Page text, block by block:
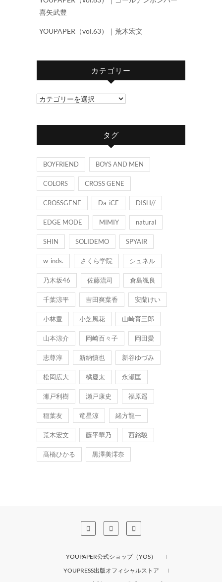
喜矢武豊
YOUPAPER（vol.63）｜荒木宏文
カテゴリー
カ
ゴ
タグ
BOYFRIEND BOYS AND MEN
COLORS CROSS GENE
CROSSGENE Da-iCE DISH//
EDGE MODE MIMIY natural
SHIN SOLIDEMO SPYAIR
w-inds. さくら学院 シュネル
乃木坂46 佐藤流司 倉島颯良
千葉涼平 吉田爽葉香 安蘭けい
小林豊 小芝風花 山崎育三郎
山本涼介 岡崎百々子 岡田愛
志尊淳 新納慎也 新谷ゆづみ
松岡広大 橘慶太 永瀬匡
瀬戸利樹 瀬戸康史 福原遥
稲葉友 竜星涼 緒方龍一
荒木宏文 藤平華乃 西銘駿
髙橋ひかる 黒澤美澪奈
YOUPAPER公式ショップ（YOS）
YOUPRESS出版オフィシャルストア